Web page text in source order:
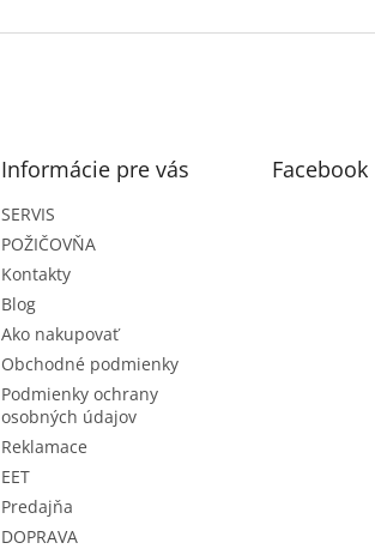
Informácie pre vás
SERVIS
POŽIČOVŇA
Kontakty
Blog
Ako nakupovať
Obchodné podmienky
Podmienky ochrany
osobných údajov
Reklamace
EET
Predajňa
DOPRAVA
Facebook